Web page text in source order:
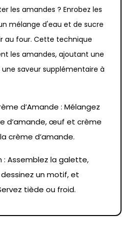
les amandes ? Enrobez les
mélange d'eau et de sucre
au four. Cette technique
les amandes, ajoutant une
saveur supplémentaire à
d’Amande : Mélangez
d’amande, œuf et crème
crème d’amande.
: Assemblez la galette,
un motif, et
tiède ou froid.